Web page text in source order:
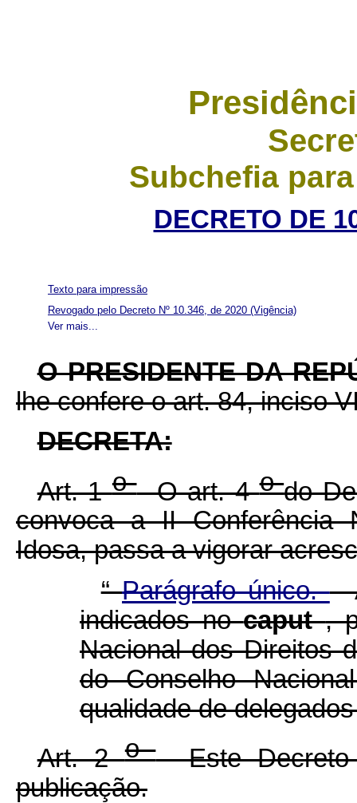
Subchefia
DECRETO DE
Ver mais...
Texto para impressão
Revogado pelo Decreto Nº 10.346, de 2020 (Vigência)
O PRESIDENTE DA
lhe confere o art. 84, inciso
DECRETA:
Art. 1oO art. 4odo
convoca a II Conferência
Idosa, passa a vigorar
“Parágrafo único.
indicados nocaput,
Nacional dos Direitos
do Conselho
qualidade de
Art. 2oEste Decreto
publicação.